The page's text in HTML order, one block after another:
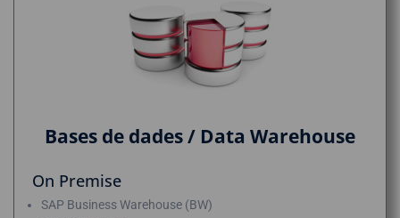
Bases de dades / Data Warehouse
On Premise
SAP Business Warehouse (BW)